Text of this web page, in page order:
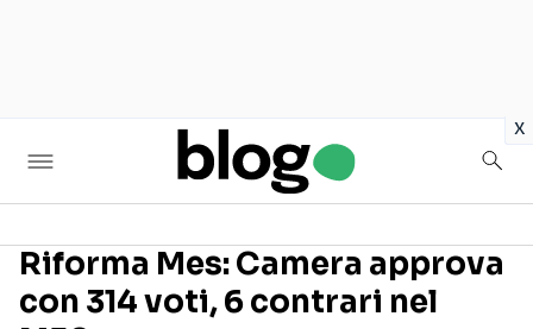
x
Seguici sui social
Riforma Mes: Camera approva
con 314 voti, 6 contrari nel